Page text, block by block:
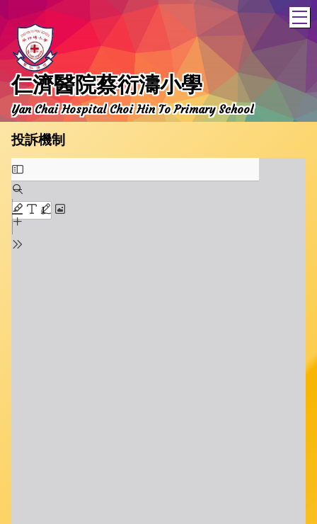
仁濟醫院蔡衍濤小學
Yan Chai Hospital Choi Hin To Primary School
投訴機制